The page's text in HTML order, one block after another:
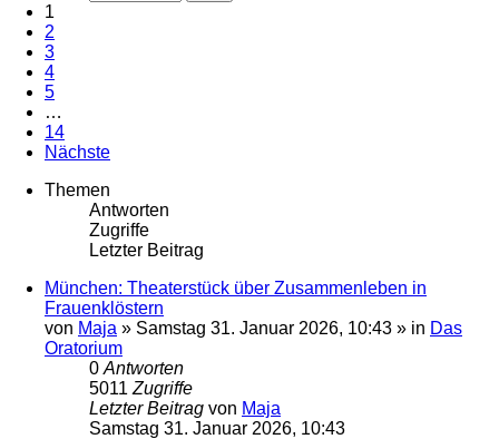
1
2
3
4
5
…
14
Nächste
Themen
Antworten
Zugriffe
Letzter Beitrag
München: Theaterstück über Zusammenleben in
Frauenklöstern
von Maja » Samstag 31. Januar 2026, 10:43 » in Das
Oratorium
0 Antworten
5011 Zugriffe
Letzter Beitrag von Maja
Samstag 31. Januar 2026, 10:43